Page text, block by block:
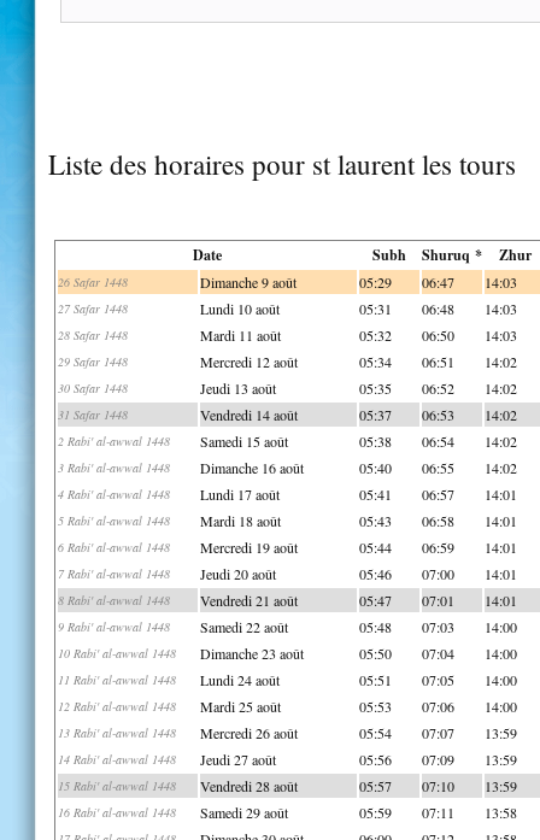
Liste des horaires pour st laurent les tours
Date Subh Shuruq * Zhur
26 Safar 1448 Dimanche 9 août 05:29 06:47 14:03
27 Safar 1448 Lundi 10 août 05:31 06:48 14:03
28 Safar 1448 Mardi 11 août 05:32 06:50 14:03
29 Safar 1448 Mercredi 12 août 05:34 06:51 14:02
30 Safar 1448 Jeudi 13 août 05:35 06:52 14:02
31 Safar 1448 Vendredi 14 août 05:37 06:53 14:02
2 Rabi' al-awwal 1448 Samedi 15 août 05:38 06:54 14:02
3 Rabi' al-awwal 1448 Dimanche 16 août 05:40 06:55 14:02
4 Rabi' al-awwal 1448 Lundi 17 août 05:41 06:57 14:01
5 Rabi' al-awwal 1448 Mardi 18 août 05:43 06:58 14:01
6 Rabi' al-awwal 1448 Mercredi 19 août 05:44 06:59 14:01
7 Rabi' al-awwal 1448 Jeudi 20 août 05:46 07:00 14:01
8 Rabi' al-awwal 1448 Vendredi 21 août 05:47 07:01 14:01
9 Rabi' al-awwal 1448 Samedi 22 août 05:48 07:03 14:00
10 Rabi' al-awwal 1448 Dimanche 23 août 05:50 07:04 14:00
11 Rabi' al-awwal 1448 Lundi 24 août 05:51 07:05 14:00
12 Rabi' al-awwal 1448 Mardi 25 août 05:53 07:06 14:00
13 Rabi' al-awwal 1448 Mercredi 26 août 05:54 07:07 13:59
14 Rabi' al-awwal 1448 Jeudi 27 août 05:56 07:09 13:59
15 Rabi' al-awwal 1448 Vendredi 28 août 05:57 07:10 13:59
16 Rabi' al-awwal 1448 Samedi 29 août 05:59 07:11 13:58